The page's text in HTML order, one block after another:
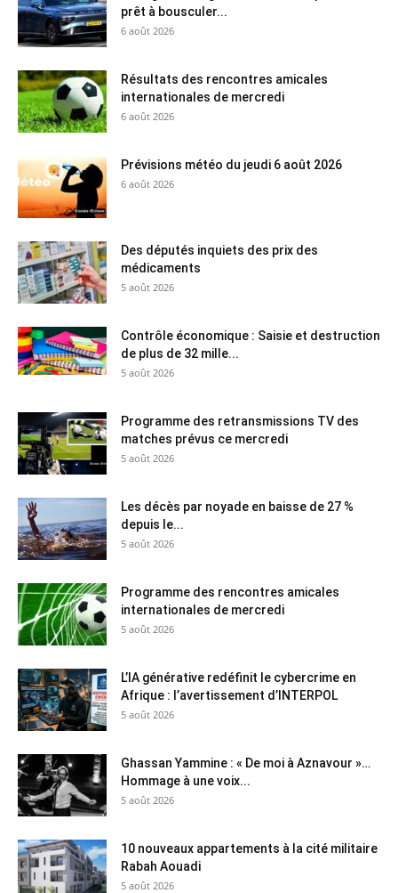
prêt à bousculer...
6 août 2026
Résultats des rencontres amicales
internationales de mercredi
6 août 2026
Prévisions météo du jeudi 6 août 2026
6 août 2026
Des députés inquiets des prix des
médicaments
5 août 2026
Contrôle économique : Saisie et destruction
de plus de 32 mille...
5 août 2026
Programme des retransmissions TV des
matches prévus ce mercredi
5 août 2026
Les décès par noyade en baisse de 27 %
depuis le...
5 août 2026
Programme des rencontres amicales
internationales de mercredi
5 août 2026
L’IA générative redéfinit le cybercrime en
Afrique : l’avertissement d’INTERPOL
5 août 2026
Ghassan Yammine : « De moi à Aznavour »…
Hommage à une voix...
5 août 2026
10 nouveaux appartements à la cité militaire
Rabah Aouadi
5 août 2026